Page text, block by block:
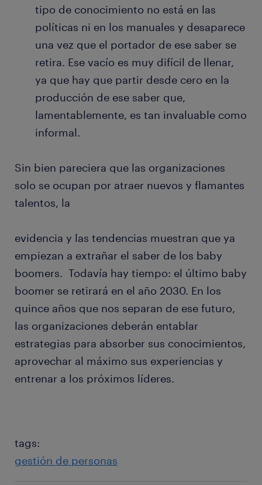
tipo de conocimiento no está en las
políticas ni en los manuales y desaparece
una vez que el portador de ese saber se
retira. Ese vacío es muy difícil de llenar,
ya que hay que partir desde cero en la
producción de ese saber que,
lamentablemente, es tan invaluable como
informal.
Sin bien pareciera que las organizaciones
solo se ocupan por atraer nuevos y flamantes
talentos, la
evidencia y las tendencias muestran que ya
empiezan a extrañar el saber de los baby
boomers. Todavía hay tiempo: el último baby
boomer se retirará en el año 2030. En los
quince años que nos separan de ese futuro,
las organizaciones deberán entablar
estrategias para absorber sus conocimientos,
aprovechar al máximo sus experiencias y
entrenar a los próximos líderes.
tags:
gestión de personas